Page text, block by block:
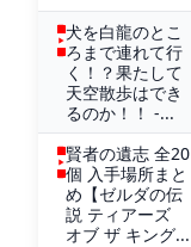
犬を白龍のとこ
ろまで連れて行
く！？果たして
天空散歩はでき
るのか！！ -...
賢者の遺志 全20
個 入手場所まと
め【ゼルダの伝
説 ティアーズ
オブ ザ キング...